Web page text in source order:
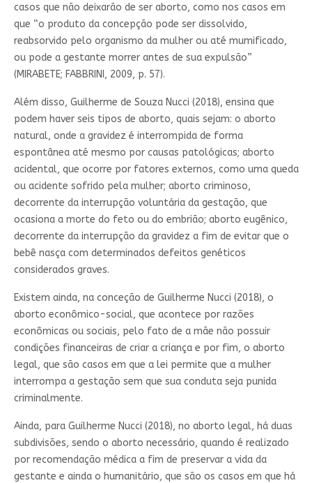
casos que não deixarão de ser aborto, como nos casos em
que “o produto da concepção pode ser dissolvido,
reabsorvido pelo organismo da mulher ou até mumificado,
ou pode a gestante morrer antes de sua expulsão”
(MIRABETE; FABBRINI, 2009, p. 57).
Além disso, Guilherme de Souza Nucci (2018), ensina que
podem haver seis tipos de aborto, quais sejam: o aborto
natural, onde a gravidez é interrompida de forma
espontânea até mesmo por causas patológicas; aborto
acidental, que ocorre por fatores externos, como uma queda
ou acidente sofrido pela mulher; aborto criminoso,
decorrente da interrupção voluntária da gestação, que
ocasiona a morte do feto ou do embrião; aborto eugênico,
decorrente da interrupção da gravidez a fim de evitar que o
bebê nasça com determinados defeitos genéticos
considerados graves.
Existem ainda, na conceção de Guilherme Nucci (2018), o
aborto econômico-social, que acontece por razões
econômicas ou sociais, pelo fato de a mãe não possuir
condições financeiras de criar a criança e por fim, o aborto
legal, que são casos em que a lei permite que a mulher
interrompa a gestação sem que sua conduta seja punida
criminalmente.
Ainda, para Guilherme Nucci (2018), no aborto legal, há duas
subdivisões, sendo o aborto necessário, quando é realizado
por recomendação médica a fim de preservar a vida da
gestante e ainda o humanitário, que são os casos em que há